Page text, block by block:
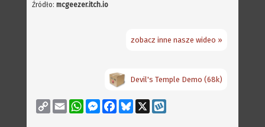
Źródło: mcgeezer.itch.io
zobacz inne nasze wideo »
Devil's Temple Demo (68k)
Copy
Link
Email WhatsAppMessenger
FacebookBluesky